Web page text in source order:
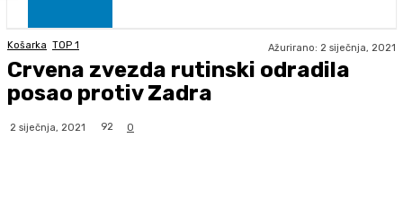
Košarka TOP 1 Ažurirano: 2 siječnja, 2021
Crvena zvezda rutinski odradila
posao protiv Zadra
2 siječnja, 2021 92 0